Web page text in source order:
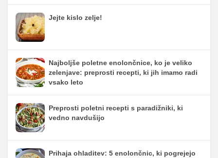
Jejte kislo zelje!
Najboljše poletne enolončnice, ko je veliko
zelenjave: preprosti recepti, ki jih imamo radi
vsako leto
Preprosti poletni recepti s paradižniki, ki
vedno navdušijo
Prihaja ohladitev: 5 enolončnic, ki pogrejejo